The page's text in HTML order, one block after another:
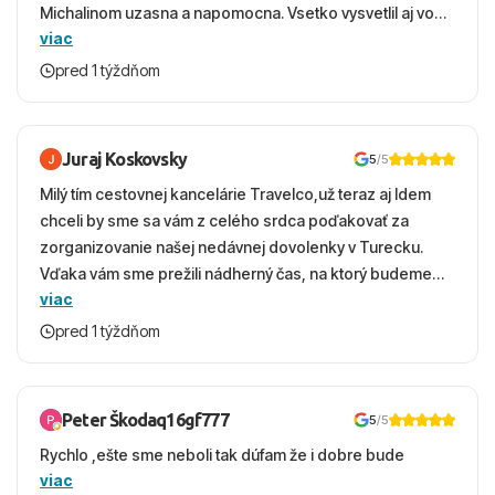
Michalinom uzasna a napomocna. Vsetko vysvetlil aj vo
vecernych hodinach zaco sa ospravedlnujem. Hotel
krasny, cisty. Sluzby top. Strava, prostredie, more,
viac
pred 1 týždňom
Juraj Koskovsky 5/5
Milý tím cestovnej kancelárie Travelco,už teraz aj Idem
chceli by sme sa vám z celého srdca poďakovať za
zorganizovanie našej nedávnej dovolenky v Turecku.
Vďaka vám sme prežili nádherný čas, na ktorý budeme
ešte dlho s úsmevom spomínať. ​Všetko prebehlo
absolútne hladko – od prvotného výberu zájazdu, cez
bola to trefa do čierneho! ​Čo nás dostalo najviac: ​Skvelé
služby a personál: Vždy usmievaví, ochotní a starostliví
ľudia. ​Gastro zážitok: Výborné, pestré a čerstvé jedlo
počas celého dňa. ​Areál a pláž: Nádherné, čisté
viac
pred 1 týždňom
Peter Škodaq16gf777 5/5
Rychlo ,ešte sme neboli tak dúfam že i dobre bude
viac